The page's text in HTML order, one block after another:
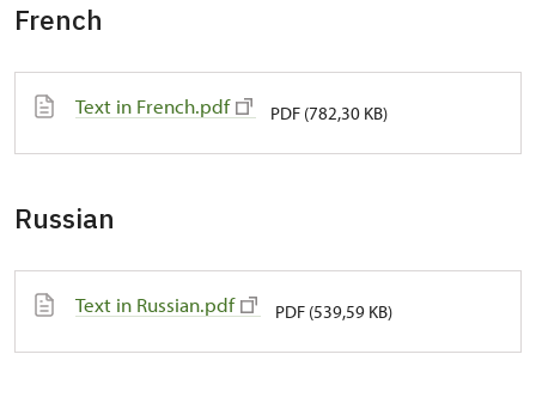
French
Text in French.pdf PDF (782,30 KB)
Russian
Text in Russian.pdf PDF (539,59 KB)